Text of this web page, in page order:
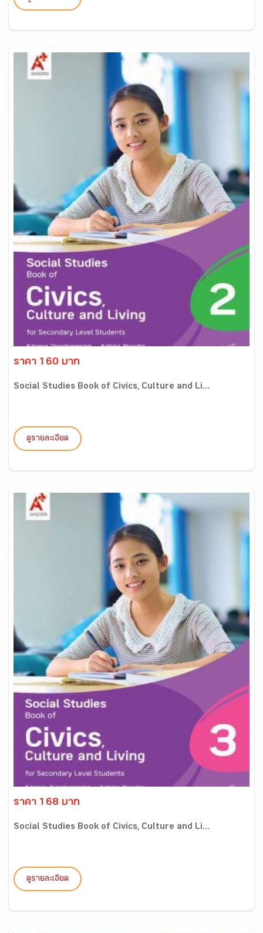
ราคา 160 บาท
Social Studies Book of Civics, Culture and Li...
ดูรายละเอียด
ราคา 168 บาท
Social Studies Book of Civics, Culture and Li...
ดูรายละเอียด